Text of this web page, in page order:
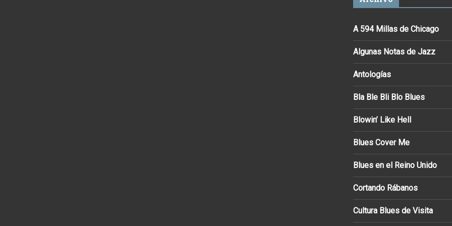
A 594 Millas de Chicago
Algunas Notas de Jazz
Antologías
Bla Ble Bli Blo Blues
Blowin’ Like Hell
Blues Cover Me
Blues en el Reino Unido
Cortando Rábanos
Cultura Blues de Visita